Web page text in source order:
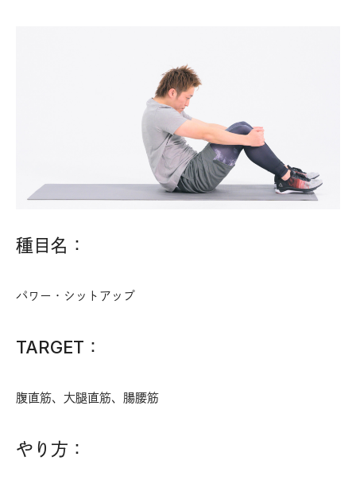
種目名：
パワー・シットアップ
TARGET：
腹直筋、大腿直筋、腸腰筋
やり方：